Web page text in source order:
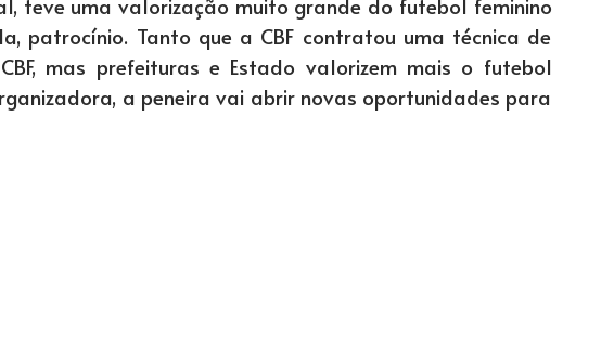
teve uma valorização muito grande do futebol feminino
patrocínio. Tanto que a CBF contratou uma técnica de
mas prefeituras e Estado valorizem mais o futebol
a peneira vai abrir novas oportunidades para